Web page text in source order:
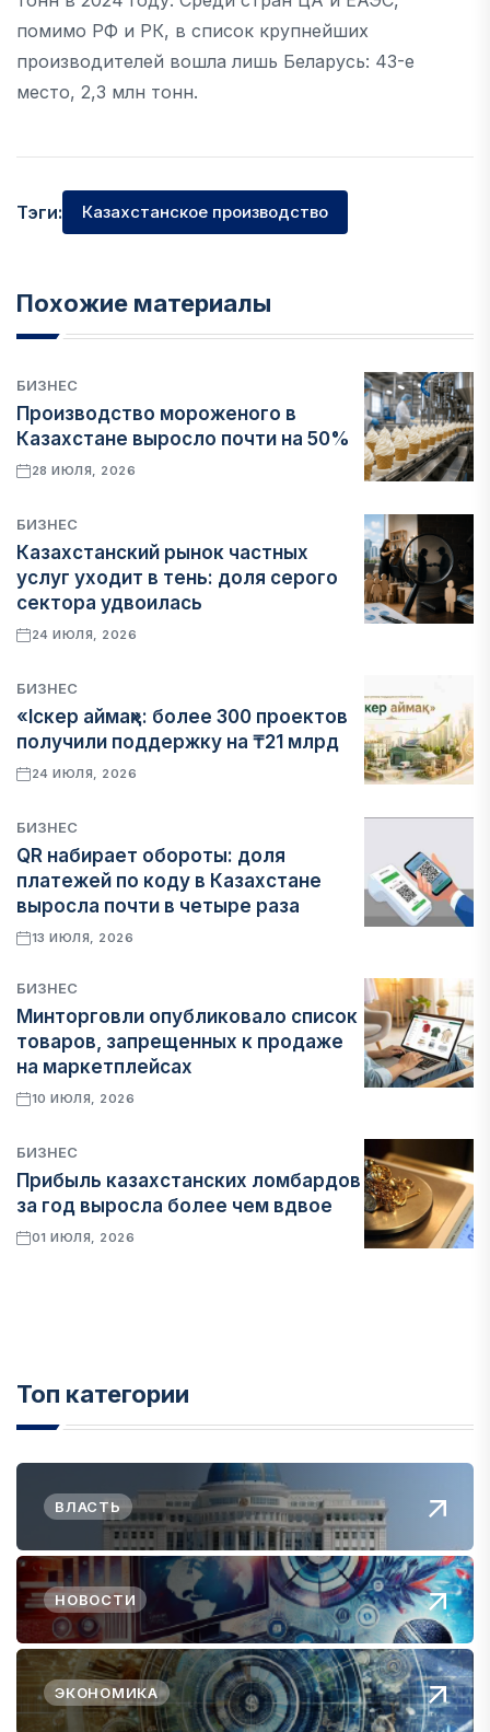
помимо РФ и РК, в список крупнейших
производителей вошла лишь Беларусь: 43-е
место, 2,3 млн тонн.
Тэги: Казахстанское производство
Похожие материалы
БИЗНЕС
Производство мороженого в
Казахстане выросло почти на 50%
28 ИЮЛЯ, 2026
БИЗНЕС
Казахстанский рынок частных
услуг уходит в тень: доля серого
сектора удвоилась
24 ИЮЛЯ, 2026
БИЗНЕС
«Іскер аймақ»: более 300 проектов
получили поддержку на ₸21 млрд
24 ИЮЛЯ, 2026
БИЗНЕС
QR набирает обороты: доля
платежей по коду в Казахстане
выросла почти в четыре раза
13 ИЮЛЯ, 2026
БИЗНЕС
Минторговли опубликовало список
товаров, запрещенных к продаже
на маркетплейсах
10 ИЮЛЯ, 2026
БИЗНЕС
Прибыль казахстанских ломбардов
за год выросла более чем вдвое
01 ИЮЛЯ, 2026
Топ категории
ВЛАСТЬ
НОВОСТИ
ЭКОНОМИКА